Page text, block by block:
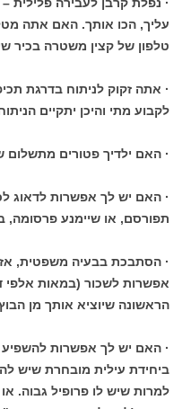
טלפון של קצין משטרה בכיר
· אתה זקוק לניתוח בדרגת
לקבוע מתי והיכן יתקיים
· האם ילדיך פטורים מתשלום
· האם יש לך אפשרות לדאוג
תפורסם, או שיימנע פרסומה,
· הסתבכת בבעיה משפטית,
אפשרות לשכור (במאות אלפי
הראשונה שיוציא אותך מן הבוץ?
· האם יש לך אפשרות להשפיע
ביחידת עילית מובחרת שיש לה
למרות שיש לו פרופיל גבוה.